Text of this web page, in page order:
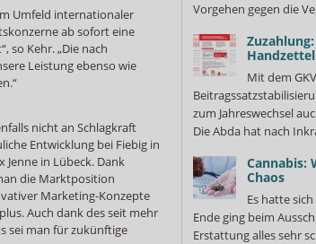
Umfeld internationaler
ab sofort eine
so Kehr. „Die nach
Leistung ebenso wie
nicht an Schlagkraft
Entwicklung bei Fiebig in
in Lübeck. Dank
die Marktposition
Marketing-Konzepte
Auch dank des seit mehr
sei man für zukünftige
Vorgehen gegen die
Handzettel
Mit dem
zum Jahreswechsel
Die Abda hat nach
Cannabis:
Chaos
Es hatte
Ende ging beim
Erstattung alles sehr